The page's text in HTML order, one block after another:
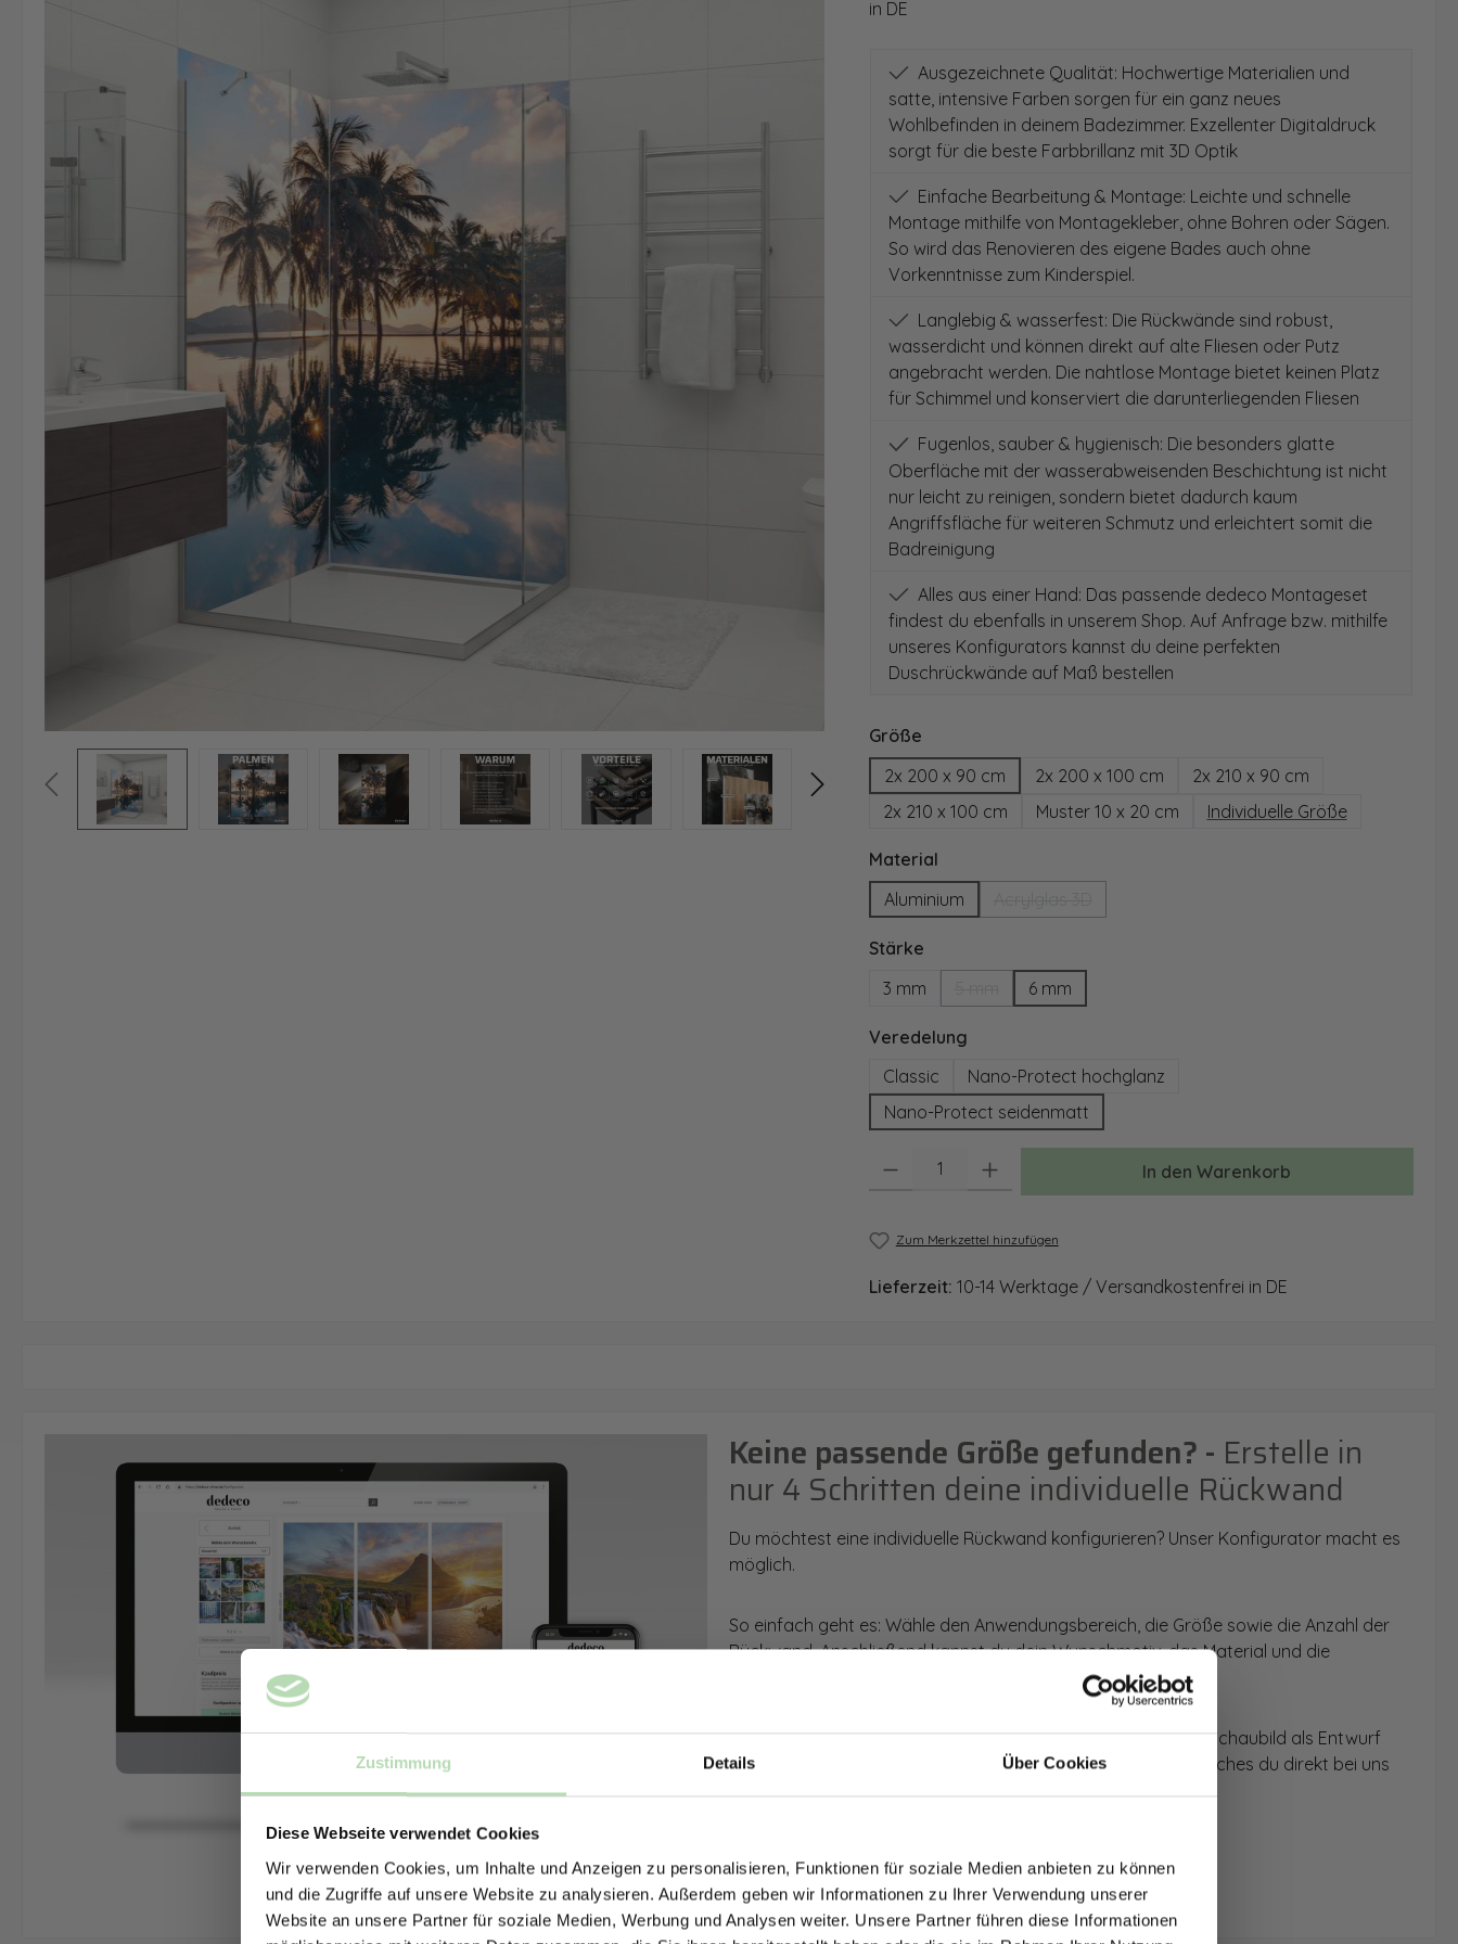
Zustimmung Details Über Cookies
Diese Webseite verwendet Cookies
Wir verwenden Cookies, um Inhalte und Anzeigen zu personalisieren, Funktionen für soziale Medien anbieten zu können
und die Zugriffe auf unsere Website zu analysieren. Außerdem geben wir Informationen zu Ihrer Verwendung unserer
Website an unsere Partner für soziale Medien, Werbung und Analysen weiter. Unsere Partner führen diese Informationen
in DE
Ausgezeichnete Qualität: Hochwertige Materialien und
satte, intensive Farben sorgen für ein ganz neues
Wohlbefinden in deinem Badezimmer. Exzellenter Digitaldruck
sorgt für die beste Farbbrillanz mit 3D Optik
Einfache Bearbeitung & Montage: Leichte und schnelle
Montage mithilfe von Montagekleber, ohne Bohren oder Sägen.
So wird das Renovieren des eigene Bades auch ohne
Vorkenntnisse zum Kinderspiel.
Langlebig & wasserfest: Die Rückwände sind robust,
wasserdicht und können direkt auf alte Fliesen oder Putz
angebracht werden. Die nahtlose Montage bietet keinen Platz
für Schimmel und konserviert die darunterliegenden Fliesen
Fugenlos, sauber & hygienisch: Die besonders glatte
Oberfläche mit der wasserabweisenden Beschichtung ist nicht
nur leicht zu reinigen, sondern bietet dadurch kaum
Angriffsfläche für weiteren Schmutz und erleichtert somit die
Badreinigung
Alles aus einer Hand: Das passende dedeco Montageset
findest du ebenfalls in unserem Shop. Auf Anfrage bzw. mithilfe
unseres Konfigurators kannst du deine perfekten
Duschrückwände auf Maß bestellen
Größeauswählen
2x 200 x 90 cm
2x 200 x 100 cm
2x 210 x 90 cm
2x 210 x 100 cm
Muster 10 x 20 cm Individuelle Größe
Materialauswählen
Aluminium
Stärkeauswählen
3 mm
(Diese Option ist zurzeit nicht verfügbar.)
6 mm
Veredelungauswählen
Classic
Nano-Protect hochglanz
Nano-Protect seidenmatt
Produkt Anzahl: Gib den gewünschten Wert ein oder benutze die Schaltflächen
In den Warenkorb
Zum Merkzettel hinzufügen
Lieferzeit: 10-14 Werktage / Versandkostenfrei in DE
Keine passende Größe gefunden? - Erstelle in
nur 4 Schritten deine individuelle Rückwand
Du möchtest eine individuelle Rückwand konfigurieren? Unser Konfigurator macht es
möglich.
So einfach geht es: Wähle den Anwendungsbereich, die Größe sowie die Anzahl der
Rückwand. Anschließend kannst du dein Wunschmotiv, das Material und die
Mithilfe unseres Konfigurators werden dir die Rückwände im Schaubild als Entwurf
dargestellt. Parallel erhältst du dein individuelles Angebot, welches du direkt bei uns
bestellen kannst.
Zum Konfigurator
Jetzt zum Newsletter anmelden.